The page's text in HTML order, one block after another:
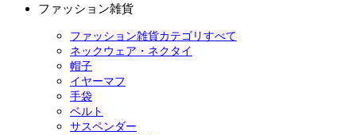
ファッション雑貨
ファッション雑貨カテゴリすべて
ネックウェア・ネクタイ
帽子
イヤーマフ
手袋
ベルト
サスペンダー